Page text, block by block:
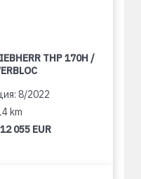
THP 170H /
8/2022
km
12 055 EUR